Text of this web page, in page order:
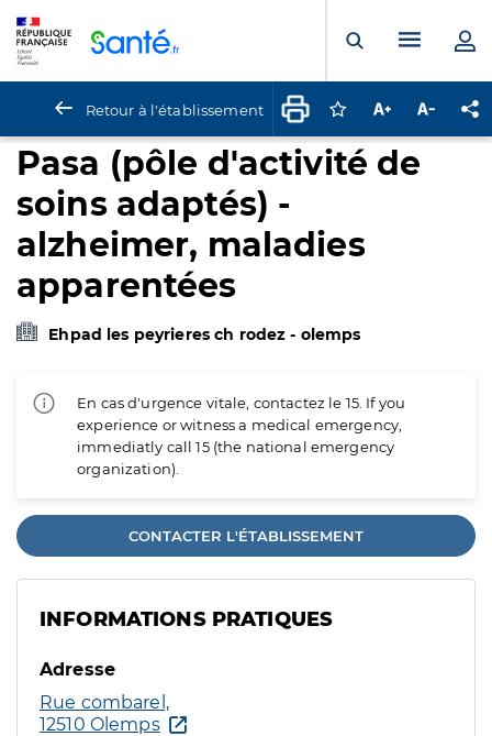
Ouvrir laMenu
Retour à l'établissement Connectez-vous
Augmenter la
Pasa (pôle d'activité de
soins adaptés) -
alzheimer, maladies
apparentées
Ehpad les peyrieres ch rodez - olemps
En cas d'urgence vitale, contactez le 15. If you
experience or witness a medical emergency,
immediatly call 15 (the national emergency
organization).
CONTACTER L'ÉTABLISSEMENT
INFORMATIONS PRATIQUES
Adresse
Rue combarel,
12510 Olemps